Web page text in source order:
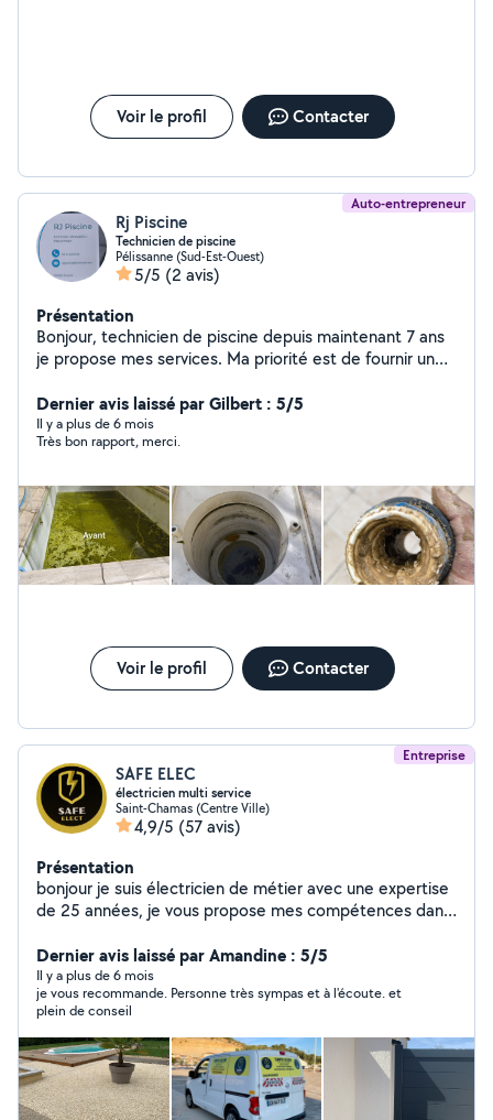
Voir le profil Contacter
Auto-entrepreneur
Rj Piscine
Technicien de piscine
Pélissanne (Sud-Est-Ouest)
5/5 (2 avis)
Présentation
Bonjour, technicien de piscine depuis maintenant 7 ans
je propose mes services. Ma priorité est de fournir un
Dernier avis laissé par Gilbert : 5/5
Il y a plus de 6 mois
Très bon rapport, merci.
Voir le profil Contacter
Entreprise
SAFE ELEC
électricien multi service
Saint-Chamas (Centre Ville)
4,9/5 (57 avis)
Présentation
bonjour je suis électricien de métier avec une expertise
de 25 années, je vous propose mes compétences dans
Dernier avis laissé par Amandine : 5/5
Il y a plus de 6 mois
je vous recommande. Personne très sympas et à l'écoute. et
plein de conseil